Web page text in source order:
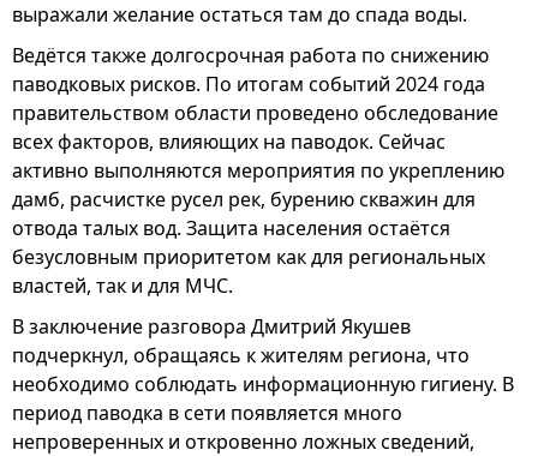
выражали желание остаться там до спада воды.
Ведётся также долгосрочная работа по снижению
паводковых рисков. По итогам событий 2024 года
правительством области проведено обследование
всех факторов, влияющих на паводок. Сейчас
активно выполняются мероприятия по укреплению
дамб, расчистке русел рек, бурению скважин для
отвода талых вод. Защита населения остаётся
безусловным приоритетом как для региональных
властей, так и для МЧС.
В заключение разговора Дмитрий Якушев
подчеркнул, обращаясь к жителям региона, что
необходимо соблюдать информационную гигиену. В
период паводка в сети появляется много
непроверенных и откровенно ложных сведений,